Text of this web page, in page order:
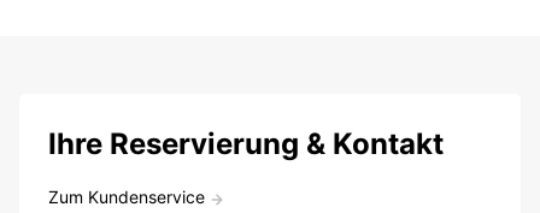
Ihre Reservierung & Kontakt
Zum Kundenservice